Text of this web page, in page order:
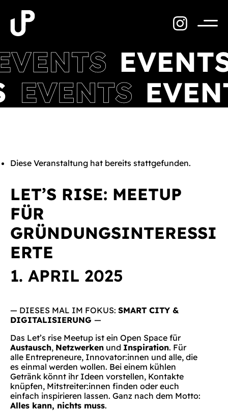
Inhalt
springen
Diese Veranstaltung hat bereits stattgefunden.
LET’S RISE: MEETUP
FÜR
GRÜNDUNGSINTERESSI
ERTE
1. APRIL 2025
— DIESES MAL IM FOKUS: SMART CITY &
DIGITALISIERUNG —
Das Let’s rise Meetup ist ein Open Space für
Austausch, Netzwerken und Inspiration. Für
alle Entrepreneure, Innovator:innen und alle, die
es einmal werden wollen. Bei einem kühlen
Getränk könnt ihr Ideen vorstellen, Kontakte
knüpfen, Mitstreiter:innen finden oder euch
einfach inspirieren lassen. Ganz nach dem Motto:
Alles kann, nichts muss.